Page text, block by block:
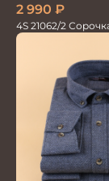
2 990 ₽
4S 21062/2
кор.рукав бамбук